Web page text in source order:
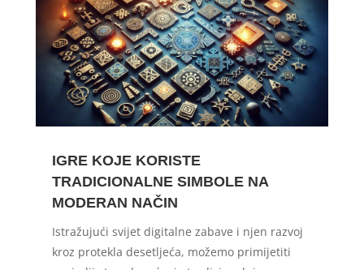
IGRE KOJE KORISTE
TRADICIONALNE SIMBOLE NA
MODERAN NAČIN
Istražujući svijet digitalne zabave i njen razvoj
kroz protekla desetljeća, možemo primijetiti